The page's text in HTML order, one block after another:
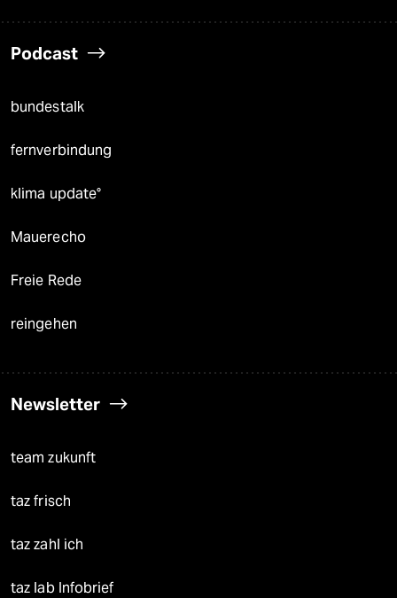
Podcast
bundestalk
fernverbindung
klima update°
Mauerecho
Freie Rede
reingehen
Newsletter
team zukunft
taz frisch
taz zahl ich
taz lab Infobrief